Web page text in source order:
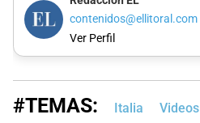
contenidos@ellitoral.com
Ver Perfil
#TEMAS: Italia Videos